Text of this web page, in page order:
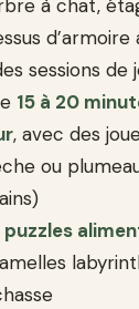
à chat,
sessions de
15 à 20
, avec des
ou
puzzles